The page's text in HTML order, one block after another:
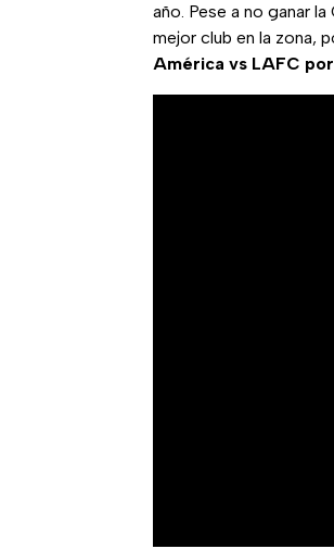
año. Pese a no ganar
mejor club en la zona,
América vs LAFC